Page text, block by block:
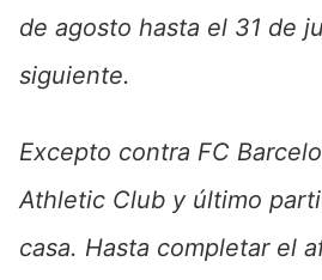
de agosto hasta el 31 de
siguiente.
Excepto contra FC
Athletic Club y último
casa. Hasta completar el